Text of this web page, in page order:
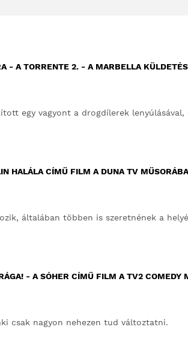
- A TORRENTE 2. - A MARBELLA
egy vagyont a drogdílerek lenyúlásával,
HALÁLA CÍMŰ FILM A DUNA TV
általában többen is szeretnének a
- A SÓHER CÍMŰ FILM A TV2 COMEDY
csak nagyon nehezen tud változtatni.